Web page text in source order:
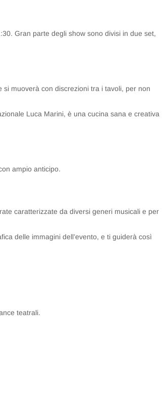
Gran parte degli show sono divisi in due set,
muoverà con discrezioni tra i tavoli, per non
Luca Marini, è una cucina sana e creativa
ampio anticipo.
caratterizzate da diversi generi musicali e per
delle immagini dell’evento, e ti guiderà così
teatrali.